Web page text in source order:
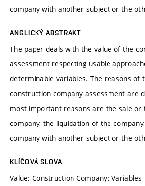
company with another subject or the
ANGLICKÝ ABSTRAKT
The paper deals with the value of the
assessment respecting usable
determinable variables. The reasons of
construction company assessment are
most important reasons are the sale or
company, the liquidation of the
company with another subject or the
KLÍČOVÁ SLOVA
Value; Construction Company; Variables